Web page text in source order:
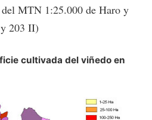
MTN 1:25.000 de Haro y
203 II)
cultivada del viñedo en